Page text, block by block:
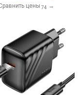
цены 74 →